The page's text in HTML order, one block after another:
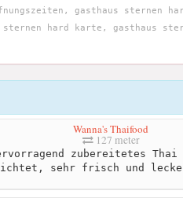
gasthaus sternen
hard karte, gasthaus
Wanna's Thaifood
127 meter
zubereitetes Thai
sehr frisch und